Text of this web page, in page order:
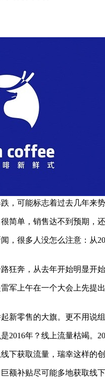
，可能标志着过去几年来
简单，销售达不到预期，
，很多人没怎么注意：从
狂奔，从去年开始明显开
军上午在一个大会上先
新零售的大旗。更不用说
2016年？线上流量枯竭。
下获取流量，瑞幸这样的
额补贴尽可能多地获取线